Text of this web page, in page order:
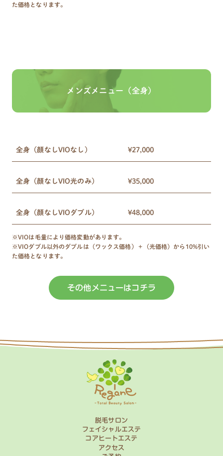
た価格となります。
メンズメニュー（全身）
全身（顔なしVIOなし） ¥27,000
全身（顔なしVIO光のみ） ¥35,000
全身（顔なしVIOダブル） ¥48,000
※VIOは毛量により価格変動があります。
※VIOダブル以外のダブルは（ワックス価格）＋（光価格）から10%引い
た価格となります。
その他メニューはコチラ
脱毛サロン
フェイシャルエステ
コアヒートエステ
アクセス